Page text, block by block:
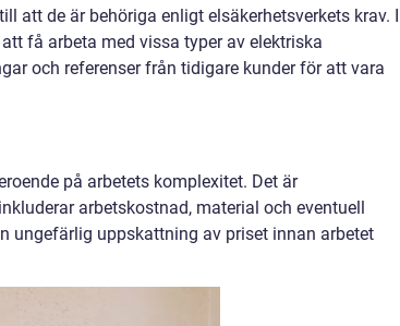
att de är behöriga enligt elsäkerhetsverkets krav. I
få arbeta med vissa typer av elektriska
och referenser från tidigare kunder för att vara
på arbetets komplexitet. Det är
arbetskostnad, material och eventuell
ungefärlig uppskattning av priset innan arbetet